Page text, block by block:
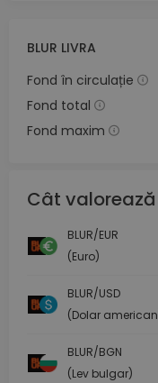
BLUR LIVRA
Fond în circulație
Fond total
Fond maxim
Cât valorează
BLUR/EUR
(Euro)
BLUR/USD
(Dolar
BLUR/BGN
(Lev bulgar)